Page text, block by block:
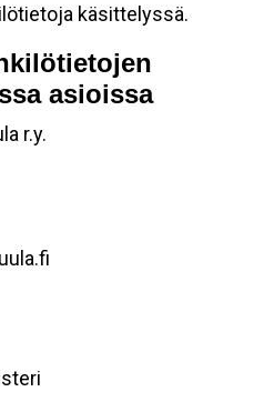
käsittelyssä.
asioissa
r.y.